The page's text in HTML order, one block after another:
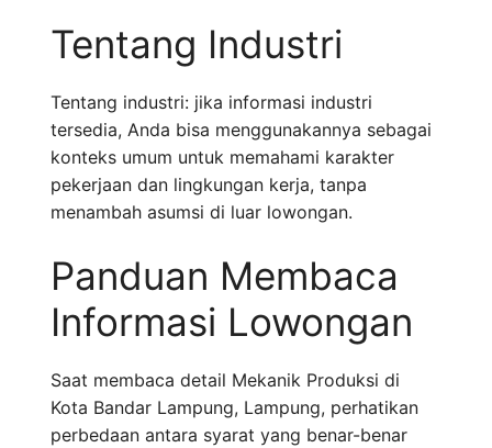
Tentang Industri
Tentang industri: jika informasi industri
tersedia, Anda bisa menggunakannya sebagai
konteks umum untuk memahami karakter
pekerjaan dan lingkungan kerja, tanpa
menambah asumsi di luar lowongan.
Panduan Membaca
Informasi Lowongan
Saat membaca detail Mekanik Produksi di
Kota Bandar Lampung, Lampung, perhatikan
perbedaan antara syarat yang benar-benar